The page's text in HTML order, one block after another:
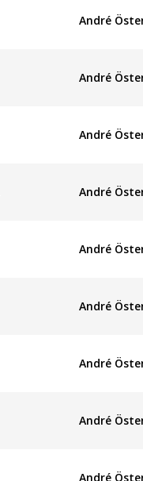
André
André
André
André
André
André
André
André
André